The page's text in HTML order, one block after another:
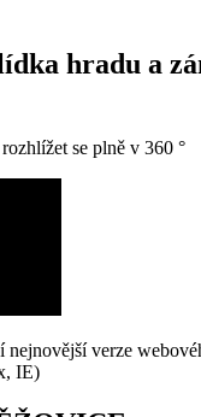
hradu a
se plně v 360 °
verze
IE)